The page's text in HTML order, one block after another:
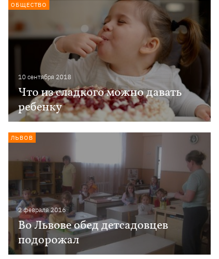
10 сентября 2018
Что из сладкого можно давать
ребенку
ОБЩЕСТВО
2 февраля 2016
Во Львове обед детсадовцев
подорожал
ЛЬВОВ